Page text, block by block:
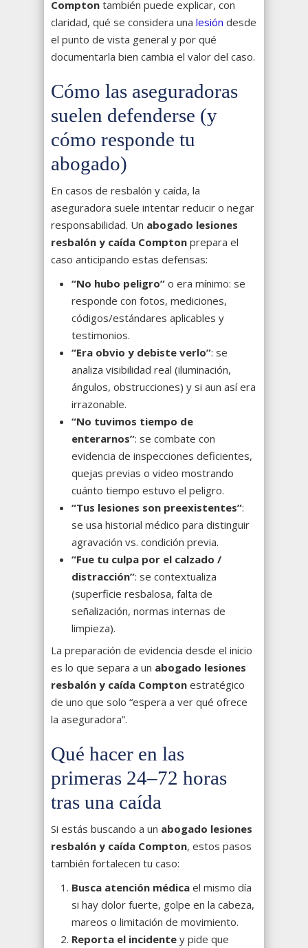
Compton también puede explicar, con
claridad, qué se considera una lesión desde
el punto de vista general y por qué
documentarla bien cambia el valor del caso.
Cómo las aseguradoras
suelen defenderse (y
cómo responde tu
abogado)
En casos de resbalón y caída, la
aseguradora suele intentar reducir o negar
responsabilidad. Un abogado lesiones
resbalón y caída Compton prepara el
caso anticipando estas defensas:
“No hubo peligro” o era mínimo: se
responde con fotos, mediciones,
códigos/estándares aplicables y
testimonios.
“Era obvio y debiste verlo”: se
analiza visibilidad real (iluminación,
ángulos, obstrucciones) y si aun así era
irrazonable.
“No tuvimos tiempo de
enterarnos”: se combate con
evidencia de inspecciones deficientes,
quejas previas o video mostrando
cuánto tiempo estuvo el peligro.
“Tus lesiones son preexistentes”:
se usa historial médico para distinguir
agravación vs. condición previa.
“Fue tu culpa por el calzado /
distracción”: se contextualiza
(superficie resbalosa, falta de
señalización, normas internas de
limpieza).
La preparación de evidencia desde el inicio
es lo que separa a un abogado lesiones
resbalón y caída Compton estratégico
de uno que solo “espera a ver qué ofrece
la aseguradora”.
Qué hacer en las
primeras 24–72 horas
tras una caída
Si estás buscando a un abogado lesiones
resbalón y caída Compton, estos pasos
también fortalecen tu caso:
Busca atención médica el mismo día
si hay dolor fuerte, golpe en la cabeza,
mareos o limitación de movimiento.
Reporta el incidente y pide que